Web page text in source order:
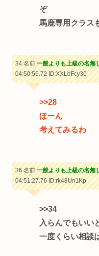
ぞ
馬鹿専用クラス
34 名前:一般よりも上級の名無
04:50:56.72ID:XXLbFcy30
>>28
ほーん
考えてみるわ
36 名前:一般よりも上級の名無
04:51:27.76ID:rk48Un1Kp
>>34
入らんでもいい
一度くらい相談